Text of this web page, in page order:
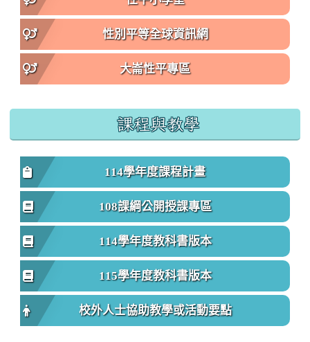
性別平等全球資訊網
大崙性平專區
課程與教學
114學年度課程計畫
108課綱公開授課專區
114學年度教科書版本
115學年度教科書版本
校外人士協助教學或活動要點